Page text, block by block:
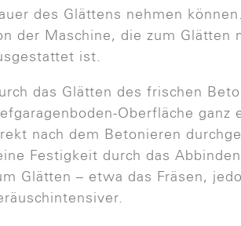
des Glättens nehmen
der Maschine, die zum Glätten
ist.
das Glätten des frischen
Oberfläche
nach dem Betonieren
Festigkeit durch das
Glätten – etwa das Fräsen,